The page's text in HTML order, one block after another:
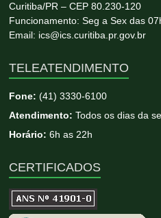
Curitiba/PR – CEP 80.230-120
Funcionamento: Seg a Sex das
Email: ics@ics.curitiba.pr.gov.br
TELEATENDIMENTO
Fone:(41) 3330-6100
Atendimento: Todos os dias da
Horário: 6h as 22h
CERTIFICADOS